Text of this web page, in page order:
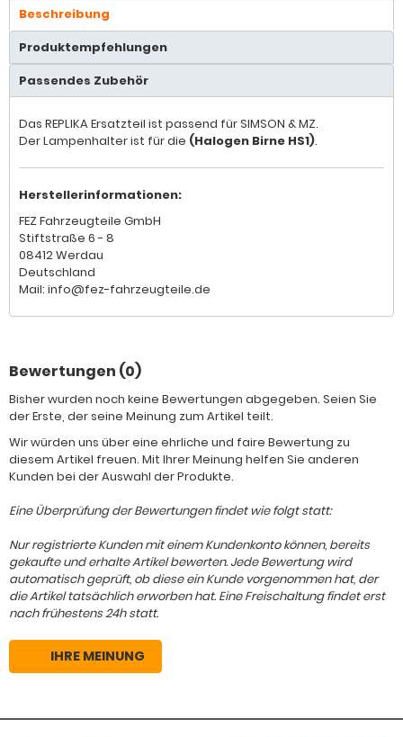
Beschreibung
Produktempfehlungen
Passendes Zubehör
Das REPLIKA Ersatzteil ist passend für SIMSON & MZ.
Der Lampenhalter ist für die (Halogen Birne HS1).
Herstellerinformationen:
FEZ Fahrzeugteile GmbH
Stiftstraße 6 - 8
08412 Werdau
Deutschland
Mail: info@fez-fahrzeugteile.de
Bewertungen (0)
Bisher wurden noch keine Bewertungen abgegeben. Seien Sie
der Erste, der seine Meinung zum Artikel teilt.
Wir würden uns über eine ehrliche und faire Bewertung zu
diesem Artikel freuen. Mit Ihrer Meinung helfen Sie anderen
Kunden bei der Auswahl der Produkte.
Eine Überprüfung der Bewertungen findet wie folgt statt:
Nur registrierte Kunden mit einem Kundenkonto können, bereits
gekaufte und erhalte Artikel bewerten. Jede Bewertung wird
automatisch geprüft, ob diese ein Kunde vorgenommen hat, der
die Artikel tatsächlich erworben hat. Eine Freischaltung findet erst
nach frühestens 24h statt.
IHRE MEINUNG